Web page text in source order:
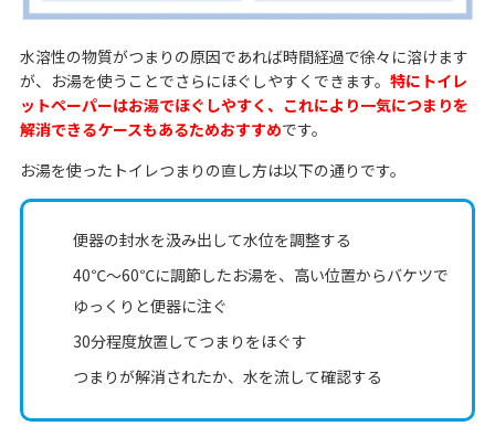
水溶性の物質がつまりの原因であれば時間経過で徐々に溶けます
が、お湯を使うことでさらにほぐしやすくできます。 特にトイレ
ットペーパーはお湯でほぐしやすく、これにより一気につまりを
解消できるケースもあるためおすすめです。
お湯を使ったトイレつまりの直し方は以下の通りです。
便器の封水を汲み出して水位を調整する
40℃〜60℃に調節したお湯を、高い位置からバケツで
ゆっくりと便器に注ぐ
30分程度放置してつまりをほぐす
つまりが解消されたか、水を流して確認する